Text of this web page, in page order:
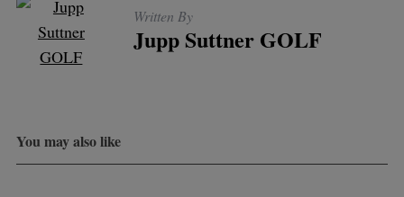
Written By
Jupp Suttner GOLF
You may also like